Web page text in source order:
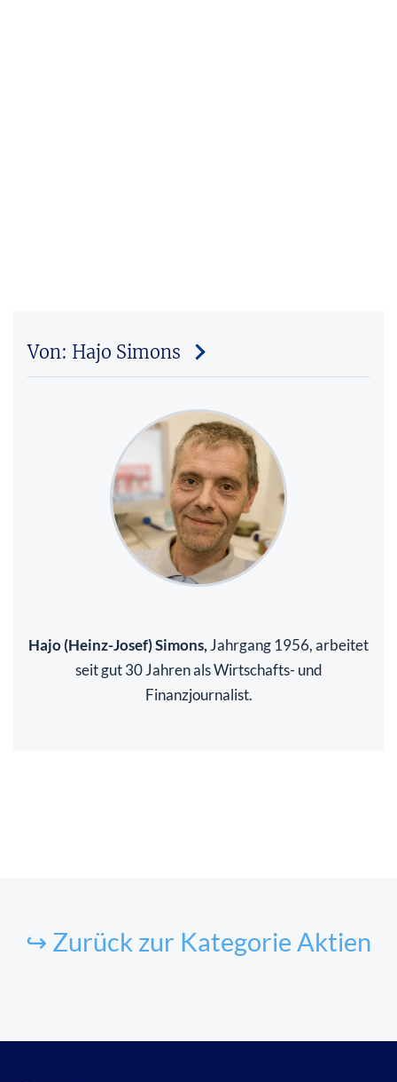
Von: Hajo Simons
Hajo (Heinz-Josef) Simons, Jahrgang 1956, arbeitet
seit gut 30 Jahren als Wirtschafts- und
Finanzjournalist.
↪ Zurück zur Kategorie Aktien